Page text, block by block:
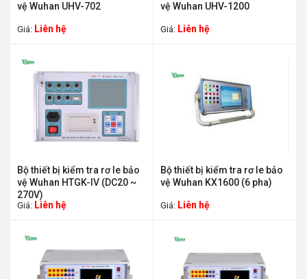
vệ Wuhan UHV-702
Giá: Liên hệ
vệ Wuhan UHV-1200
Giá: Liên hệ
Bộ thiết bị kiểm tra rơ le bảo
vệ Wuhan HTGK-IV (DC20 ~
270V)
Giá: Liên hệ
Bộ thiết bị kiểm tra rơ le bảo
vệ Wuhan KX1600 (6 pha)
Giá: Liên hệ